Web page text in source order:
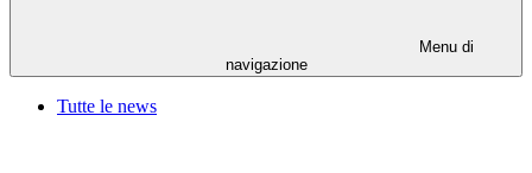
Menu di
navigazione
Tutte le news